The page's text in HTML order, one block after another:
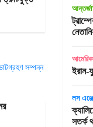
ইরান-
লস
সতর্ক